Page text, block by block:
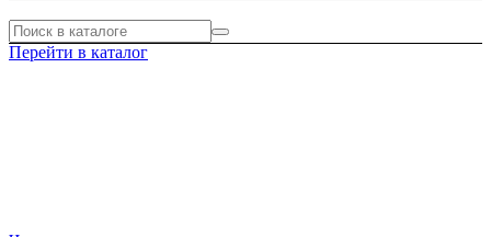
Перейти в каталог